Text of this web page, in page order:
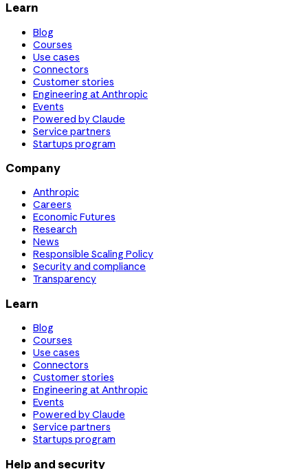
Learn
Blog
Courses
Use cases
Connectors
Customer stories
Engineering at Anthropic
Events
Powered by Claude
Service partners
Startups program
Company
Anthropic
Careers
Economic Futures
Research
News
Responsible Scaling Policy
Security and compliance
Transparency
Learn
Blog
Courses
Use cases
Connectors
Customer stories
Engineering at Anthropic
Events
Powered by Claude
Service partners
Startups program
Help and security